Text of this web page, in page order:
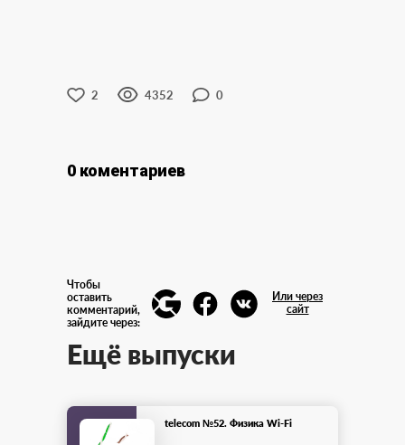
2 4352 0
0 коментариев
Чтобы
оставить
комментарий,
зайдите через:
Или через
сайт
Ещё выпуски
telecom №52. Физика Wi-Fi